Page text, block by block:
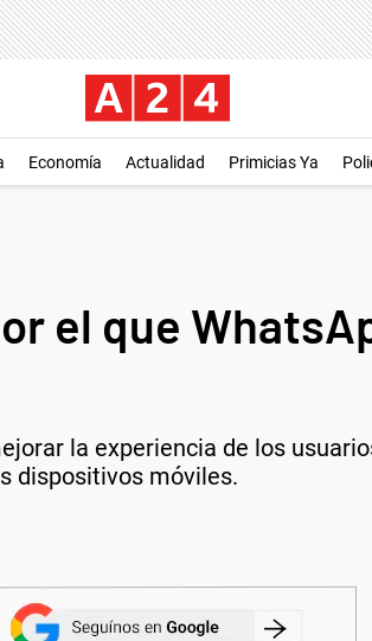
Economía Actualidad Primicias Ya
el que
la experiencia de los
dispositivos móviles.